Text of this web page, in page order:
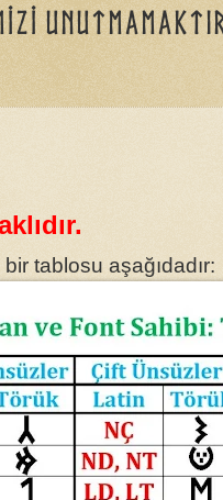
tablosu aşağıdadır: